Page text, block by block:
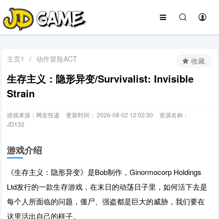
主页1 / 动作冒险ACT
生存主义：隐形异变/Survivalist: Invisible
Strain
游戏来源：网友投递 更新时间： 2026-08-02 12:02:30
资源名称：
JD132
收藏
游戏介绍
《生存主义：隐形异变》是Bob制作，Ginormocorp Holdings
Ltd发行的一款生存游戏，在末日的动荡日子里，如何活下去是
每个人所面临的问题，僵尸、强盗都是巨大的威胁，我们要在
这里活出自己的样子。